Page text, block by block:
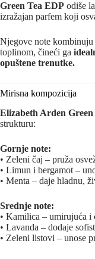
Green Tea EDP odiše
izražajan parfem koji
Njegove note
toplinom, čineći ga
opuštene trenutke.
Mirisna kompozicija
Elizabeth Arden
strukturu:
Gornje note:
• Zeleni čaj – pruža
• Limun i bergamot –
• Menta – daje hladnu,
Srednje note:
• Kamilica – umirujuća i
• Lavanda – dodaje
• Zeleni listovi – unose